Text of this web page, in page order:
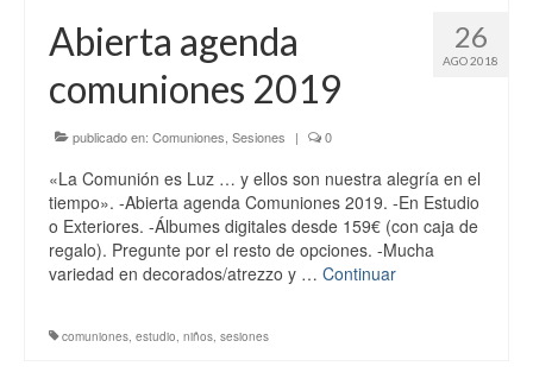
26
AGO 2018
Abierta agenda
comuniones 2019
publicado en: Comuniones Sesiones | 0
«La Comunión es Luz … y ellos son nuestra alegría en el
tiempo». -Abierta agenda Comuniones 2019. -En Estudio
o Exteriores. -Álbumes digitales desde 159€ (con caja de
regalo). Pregunte por el resto de opciones. -Mucha
variedad en decorados/atrezzo y … Continuar
comuniones, estudio, niños, sesiones